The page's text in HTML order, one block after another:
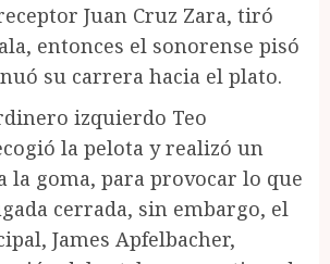
Juan Cruz Zara, tiró
entonces el sonorense pisó
su carrera hacia el plato.
izquierdo Teo
la pelota y realizó un
la goma, para provocar lo que
cerrada, sin embargo, el
James Apfelbacher,